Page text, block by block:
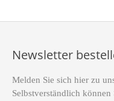
Newsletter
Melden Sie sich hier zu
Selbstverständlich